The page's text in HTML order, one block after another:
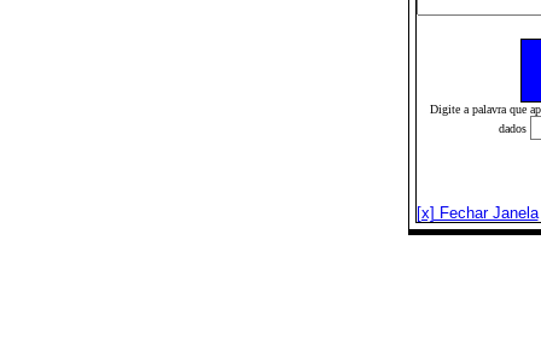
Digite a palavra que
dados
[x] Fechar Janela